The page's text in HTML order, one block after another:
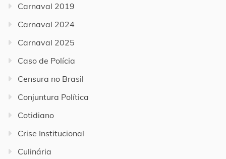
Carnaval 2019
Carnaval 2024
Carnaval 2025
Caso de Polícia
Censura no Brasil
Conjuntura Política
Cotidiano
Crise Institucional
Culinária